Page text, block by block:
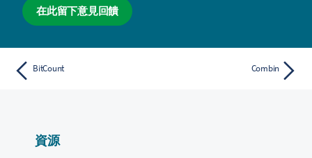
在此留下意見回饋
BitCount Combin
資源